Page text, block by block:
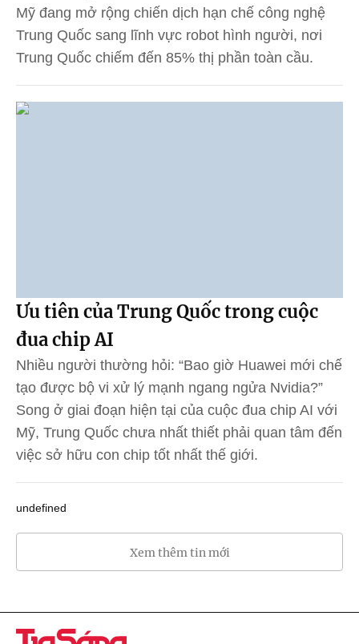
Mỹ đang mở rộng chiến dịch hạn chế công nghệ
Trung Quốc sang lĩnh vực robot hình người, nơi
Trung Quốc chiếm đến 85% thị phần toàn cầu.
Ưu tiên của Trung Quốc trong cuộc
đua chip AI
Nhiều người thường hỏi: “Bao giờ Huawei mới chế
tạo được bộ vi xử lý mạnh ngang ngửa Nvidia?”
Song ở giai đoạn hiện tại của cuộc đua chip AI với
Mỹ, Trung Quốc chưa nhất thiết phải quan tâm đến
việc sở hữu con chip tốt nhất thế giới.
undefined
Xem thêm tin mới